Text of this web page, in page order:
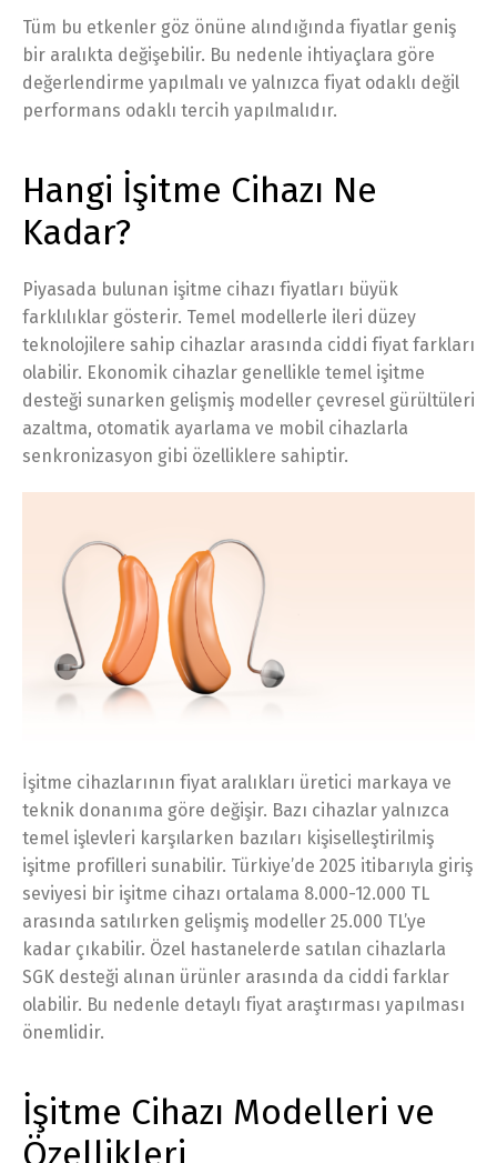
Tüm bu etkenler göz önüne alındığında fiyatlar geniş
bir aralıkta değişebilir. Bu nedenle ihtiyaçlara göre
değerlendirme yapılmalı ve yalnızca fiyat odaklı değil
performans odaklı tercih yapılmalıdır.
Hangi İşitme Cihazı Ne
Kadar?
Piyasada bulunan işitme cihazı fiyatları büyük
farklılıklar gösterir. Temel modellerle ileri düzey
teknolojilere sahip cihazlar arasında ciddi fiyat farkları
olabilir. Ekonomik cihazlar genellikle temel işitme
desteği sunarken gelişmiş modeller çevresel gürültüleri
azaltma, otomatik ayarlama ve mobil cihazlarla
senkronizasyon gibi özelliklere sahiptir.
İşitme cihazlarının fiyat aralıkları üretici markaya ve
teknik donanıma göre değişir. Bazı cihazlar yalnızca
temel işlevleri karşılarken bazıları kişiselleştirilmiş
işitme profilleri sunabilir. Türkiye’de 2025 itibarıyla giriş
seviyesi bir işitme cihazı ortalama 8.000-12.000 TL
arasında satılırken gelişmiş modeller 25.000 TL’ye
kadar çıkabilir. Özel hastanelerde satılan cihazlarla
SGK desteği alınan ürünler arasında da ciddi farklar
olabilir. Bu nedenle detaylı fiyat araştırması yapılması
önemlidir.
İşitme Cihazı Modelleri ve